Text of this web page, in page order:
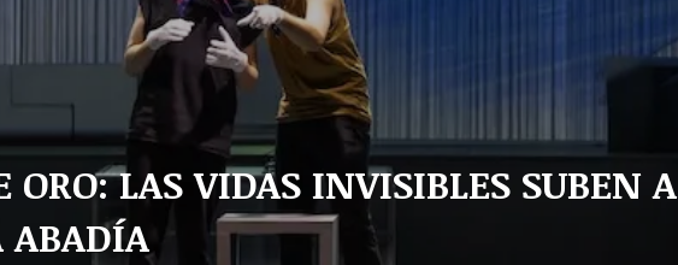
ORO: LAS VIDAS INVISIBLES SUBEN A
ABADÍA